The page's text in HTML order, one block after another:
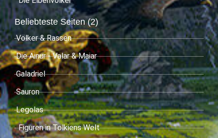
Beliebteste Seiten (2)
Völker & Rassen
Die Ainur - Valar & Maiar
Galadriel
Sauron
Legolas
Figuren in Tolkiens Welt